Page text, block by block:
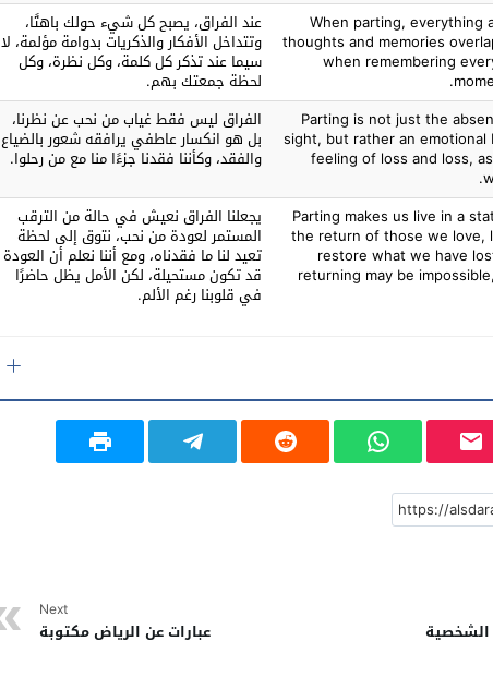
When parting, everything
thoughts and memories
when remembering
عند الفراق، يصبح كل شيء حولك باهتًا،
وتتداخل الأفكار والذكريات بدوامة مؤلمة، لا
سيما عند تذكر كل كلمة، وكل نظرة، وكل
لحظة جمعتك بهم.
Parting is not just the
sight, but rather an
feeling of loss and loss,
الفراق ليس فقط غياب من نحب عن نظرنا،
بل هو انكسار عاطفي يرافقه شعور بالضياع
والفقد، وكأننا فقدنا جزءًا منا مع من رحلوا.
Parting makes us live in a
the return of those we love,
restore what we have
returning may be
يجعلنا الفراق نعيش في حالة من الترقب
المستمر لعودة من نحب، نتوق إلى لحظة
تعيد لنا ما فقدناه، ومع أننا نعلم أن العودة
قد تكون مستحيلة، لكن الأمل يظل حاضرًا
في قلوبنا رغم الألم.
الشخصية
Next
عبارات عن الرياض مكتوبة